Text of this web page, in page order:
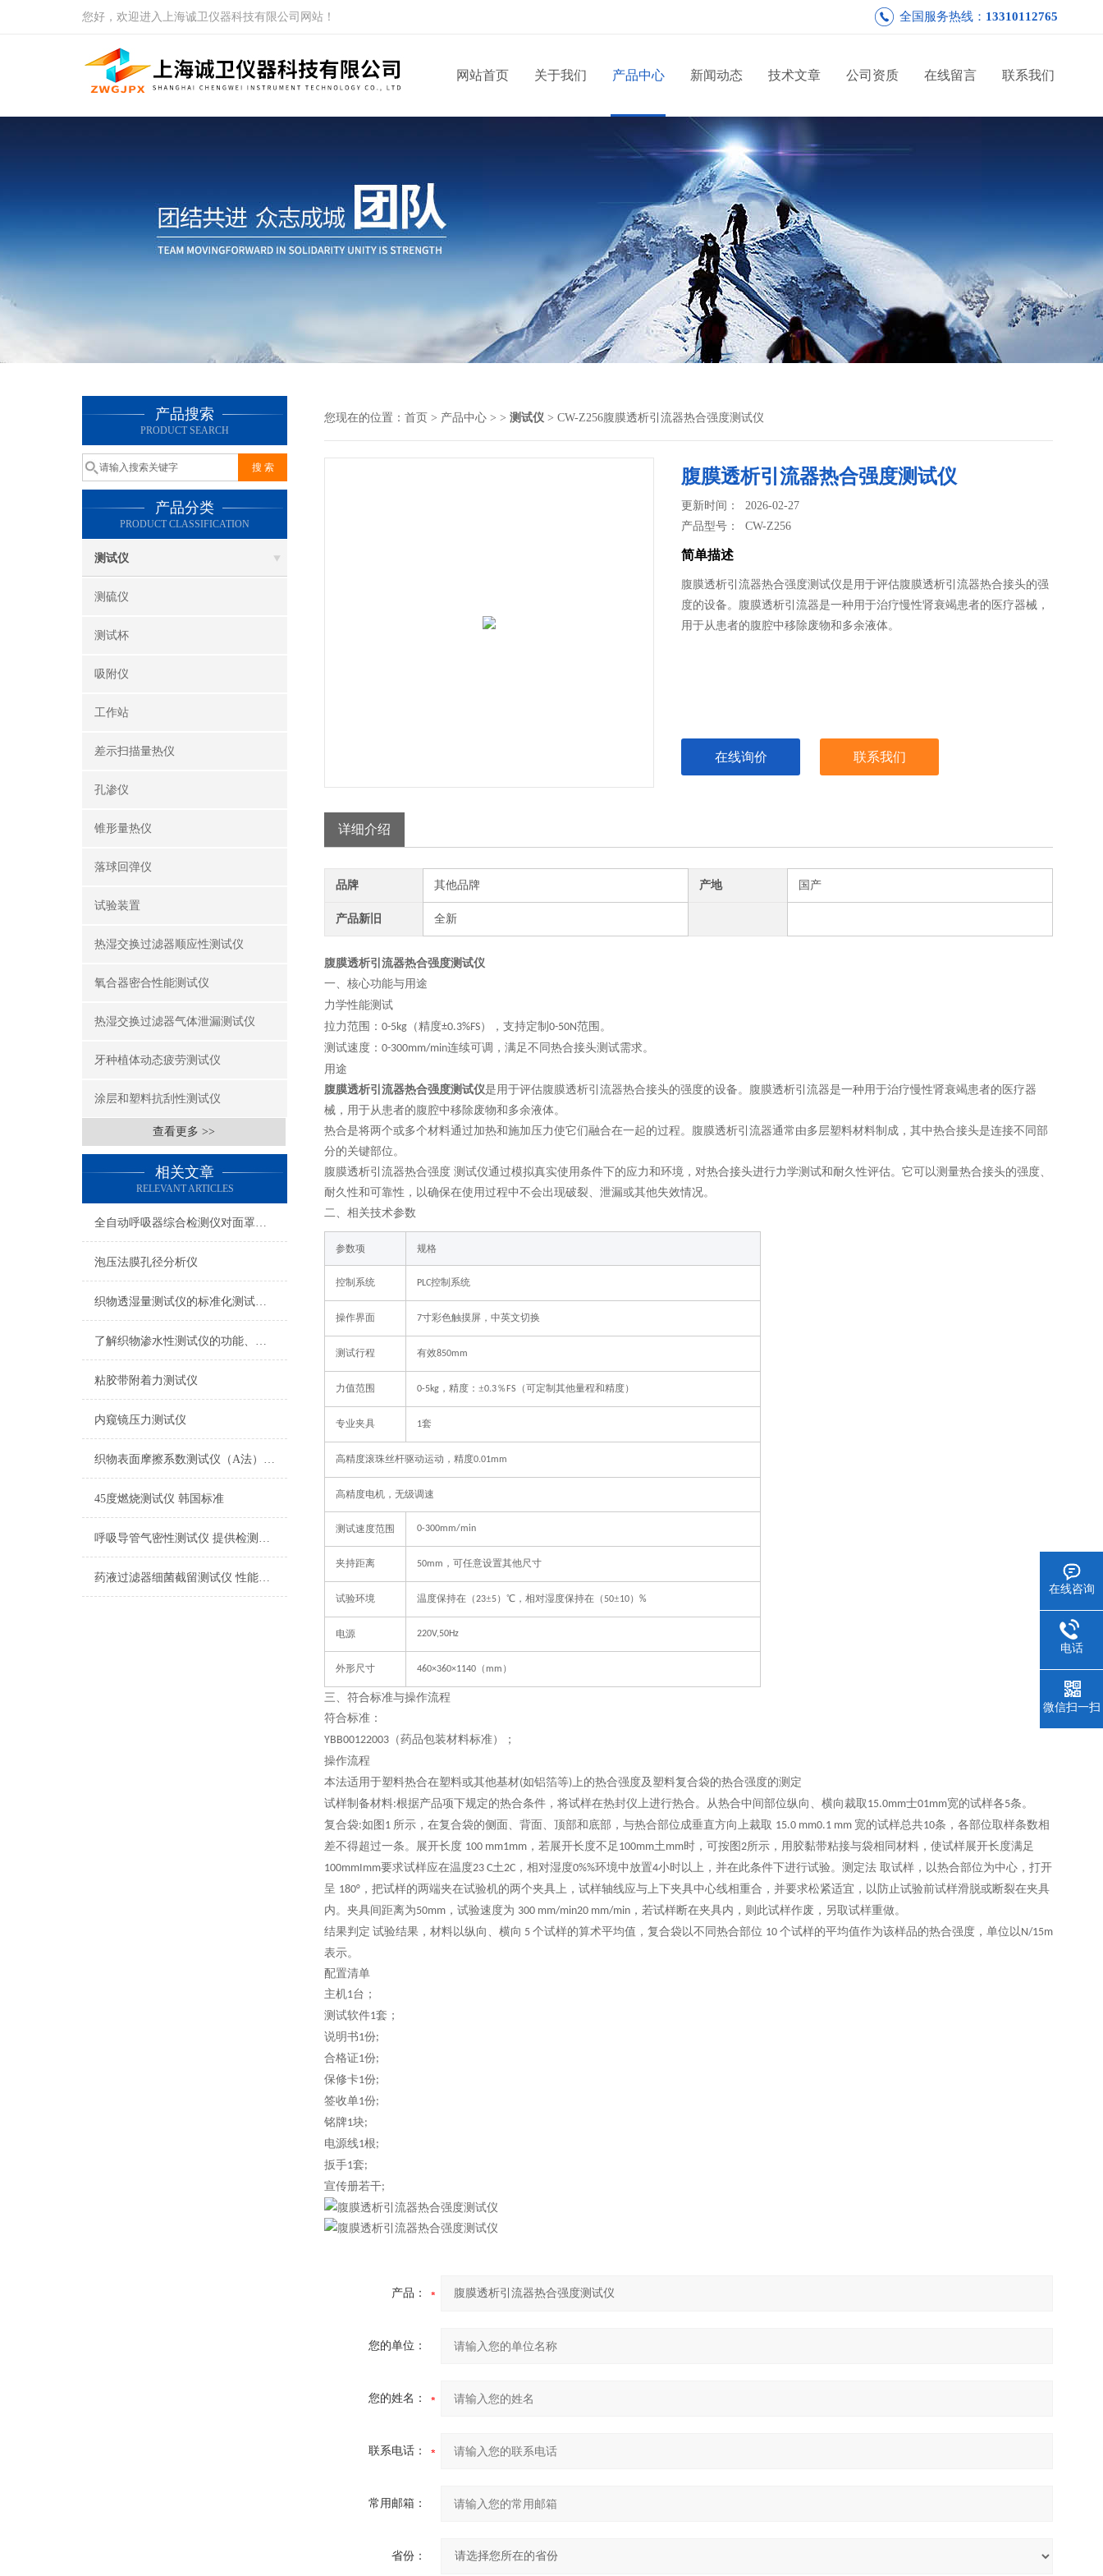
您好，欢迎进入上海诚卫仪器科技有限公司网站！ 全国服务热线： 13310112765
网站首页 关于我们 产品中心 新闻动态 技术文章 公司资质 在线留言 联系我们
产品搜索
PRODUCT SEARCH
产品分类
PRODUCT CLASSIFICATION
测试仪
测硫仪
测试杯
吸附仪
工作站
差示扫描量热仪
孔渗仪
锥形量热仪
落球回弹仪
试验装置
热湿交换过滤器顺应性测试仪
氧合器密合性能测试仪
热湿交换过滤器气体泄漏测试仪
牙种植体动态疲劳测试仪
涂层和塑料抗刮性测试仪
查看更多 >>
相关文章
RELEVANT ARTICLES
全自动呼吸器综合检测仪对面罩泄漏率的定量检测方法
泡压法膜孔径分析仪
织物透湿量测试仪的标准化测试方法与流程介绍
了解织物渗水性测试仪的功能、优势与行业应用
粘胶带附着力测试仪
内窥镜压力测试仪
织物表面摩擦系数测试仪（A法） 检测准确
45度燃烧测试仪 韩国标准
呼吸导管气密性测试仪 提供检测方案
药液过滤器细菌截留测试仪 性能稳定
您现在的位置： 首页 > 产品中心 > > 测试仪 > CW-Z256腹膜透析引流器热合强度测试仪
腹膜透析引流器热合强度测试仪
更新时间： 2026-02-27
产品型号：CW-Z256
简单描述
腹膜透析引流器热合强度测试仪是用于评估腹膜透析引流器热合接头的强
度的设备。腹膜透析引流器是一种用于治疗慢性肾衰竭患者的医疗器械，
用于从患者的腹腔中移除废物和多余液体。
在线询价 联系我们
详细介绍
品牌 其他品牌 产地 国产
产品新旧 全新
腹膜透析引流器热合强度测试仪
一、核心功能与用途
力学性能测试
拉力范围 ： 0-5kg （精度±0.3%FS），支持定制 0-50N范围。
测试速度 ： 0-300mm/min连续可调，满足不同热合接头测试需求。
用途
腹膜透析引流器热合强度测试仪是用于评估腹膜透析引流器热合接头的强度的设备。腹膜透析引流器是一种用于治疗慢性肾衰竭患者的医疗器
械，用于从患者的腹腔中移除废物和多余液体。
热合是将两个或多个材料通过加热和施加压力使它们融合在一起的过程。腹膜透析引流器通常由多层塑料材料制成，其中热合接头是连接不同部
分的关键部位。
腹膜透析引流器热合强度 测试仪通过模拟真实使用条件下的应力和环境，对热合接头进行力学测试和耐久性评估。它可以测量热合接头的强度、
耐久性和可靠性，以确保在使用过程中不会出现破裂、泄漏或其他失效情况。
二、相关技术参数
参数项 规格
控制系统 PLC控制系统
操作界面 7寸彩色触摸屏，中英文切换
测试行程 有效850mm
力值范围 0-5kg ，精度：±0.3％ FS （可定制其他量程和精度）
专业夹具 1套
高精度滚珠丝杆驱动运动，精度0.01mm
高精度电机，无级调速
测试速度范围 0-300mm/min
夹持距离 50mm ，可任意设置其他尺寸
试验环境 温度保持在（23±5）℃，相对湿度保持在（50±10） %
电源 220V,50Hz
外形尺寸 460×360×1140 （ mm ）
三、 符合标准与操作流程
符合标准 ：
YBB00122003 （药品包装材料标准）；
操作流程
本法适用于塑料热合在塑料或其他基材(如铝箔等)上的热合强度及塑料复合袋的热合强度的测定
试样制备材料:根据产品项下规定的热合条件，将试样在热封仪上进行热合。从热合中间部位纵向、横向裁取 15.0mm士01mm宽的试样各5条。
复合袋:如图 1 所示，在复合袋的侧面、背面、顶部和底部，与热合部位成垂直方向上裁取 15.0 mm0.1 mm 宽的试样总共10条，各部位取样条数相
差不得超过一条。展开长度 100 mm1mm ，若展开长度不足 100mm土mm时，可按图 2所示，用胶黏带粘接与袋相同材料，使试样展开长度满足
100mmImm要求试样应在温度23 C土2C ，相对湿度0%%环境中放置4小时以上，并在此条件下进行试验。测定法 取试样，以热合部位为中心，打开
呈 180° ，把试样的两端夹在试验机的两个夹具上，试样轴线应与上下夹具中心线相重合，并要求松紧适宜，以防止试验前试样滑脱或断裂在夹具
内。夹具间距离为50mm ，试验速度为 300 mm/min20 mm/min ，若试样断在夹具内，则此试样作废，另取试样重做。
结果判定 试验结果，材料以纵向、横向 5 个试样的算术平均值，复合袋以不同热合部位 10 个试样的平均值作为该样品的热合强度，单位以N/15m
表示。
配置清单
主机1台；
测试软件1套；
说明书1份;
合格证1份;
保修卡1份;
签收单1份;
铭牌1块;
电源线1根;
扳手1套;
宣传册若干;
产品：
您的单位：
您的姓名：
联系电话：
常用邮箱：
省份：
在线咨询
电话
微信扫一扫